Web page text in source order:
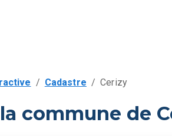
/ Cadastre / Cerizy
commune de